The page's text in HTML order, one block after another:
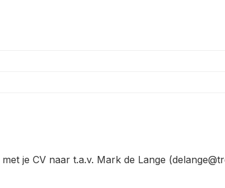
je CV naar t.a.v. Mark de Lange (